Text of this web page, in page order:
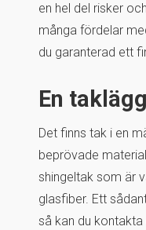
en hel del risker
många fördelar
du garanterad ett
En
Det finns tak i en
beprövade
shingeltak som är
glasfiber. Ett
så kan du